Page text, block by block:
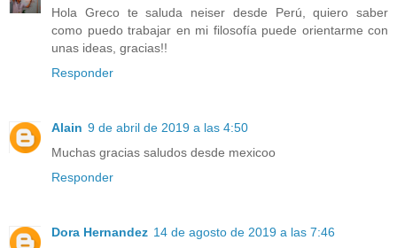
Hola Greco te saluda neiser desde Perú, quiero saber
como puedo trabajar en mi filosofía puede orientarme con
unas ideas, gracias!!
Responder
Alain 9 de abril de 2019 a las 4:50
Muchas gracias saludos desde mexicoo
Responder
Dora Hernandez 14 de agosto de 2019 a las 7:46